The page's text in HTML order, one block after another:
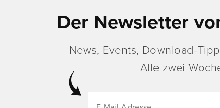
Der Newsletter
News, Events, Download-
Alle zwei